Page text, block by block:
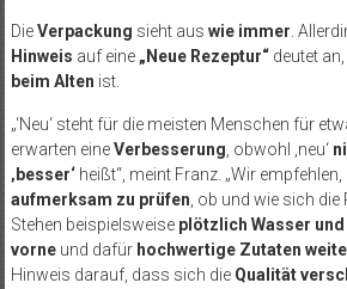
DieVerpackung sieht aus wie immer .
Hinweis auf eine„Neue Rezeptur“deutet
beim Alten ist.
„‘Neu‘ steht für die meisten Menschen für
erwarten eineVerbesserung , obwohl ‚neu‘
‚besser‘heißt“, meint Franz. „Wir empfehlen,
aufmerksam zu prüfen , ob und wie sich
Stehen beispielsweise plötzlich Wasser
vorneund dafür hochwertige Zutaten
Hinweis darauf, dass sich die Qualität